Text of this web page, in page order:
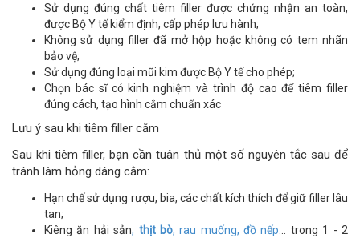
Sử dụng đúng chất tiêm filler được chứng nhận an toàn,
được Bộ Y tế kiểm định, cấp phép lưu hành;
Không sử dụng filler đã mở hộp hoặc không có tem nhãn
bảo vệ;
Sử dụng đúng loại mũi kim được Bộ Y tế cho phép;
Chọn bác sĩ có kinh nghiệm và trình độ cao để tiêm filler
đúng cách, tạo hình cằm chuẩn xác
Lưu ý sau khi tiêm filler cằm
Sau khi tiêm filler, bạn cần tuân thủ một số nguyên tắc sau để
tránh làm hỏng dáng cằm:
Hạn chế sử dụng rượu, bia, các chất kích thích để giữ filler lâu
tan;
Kiêng ăn hải sản, thịt bò, rau muống, đồ nếp.
.. trong 1 - 2